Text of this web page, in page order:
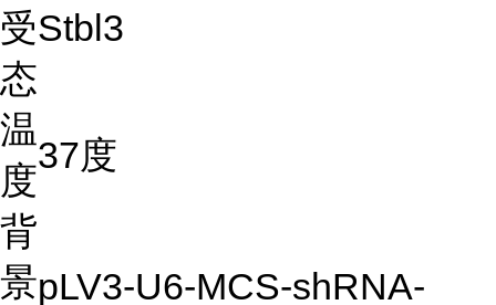
受
态
Stbl3
温
度
37度
背
景pLV3-U6-MCS-shRNA-